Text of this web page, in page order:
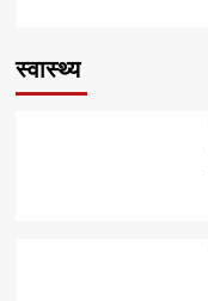
स्वास्थ्य